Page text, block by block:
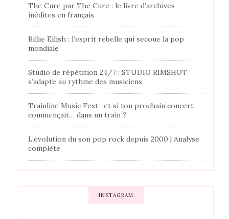
The Cure par The Cure : le livre d’archives
inédites en français
Billie Eilish : l’esprit rebelle qui secoue la pop
mondiale
Studio de répétition 24/7 : STUDIO RIMSHOT
s’adapte au rythme des musiciens
Trainline Music Fest : et si ton prochain concert
commençait… dans un train ?
L’évolution du son pop rock depuis 2000 | Analyse
complète
INSTAGRAM